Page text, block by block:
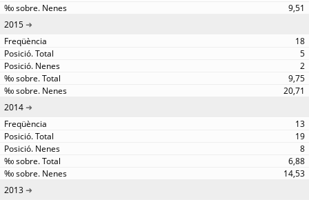
9,51
2015
18
5
2
9,75
20,71
2014
13
19
8
6,88
14,53
2013